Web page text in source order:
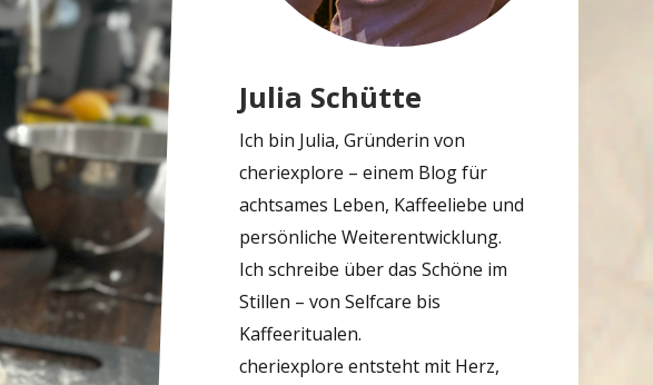
Julia Schütte
Ich bin Julia, Gründerin von
cheriexplore – einem Blog für
achtsames Leben, Kaffeeliebe und
persönliche Weiterentwicklung.
Ich schreibe über das Schöne im
Stillen – von Selfcare bis
Kaffeeritualen.
cheriexplore entsteht mit Herz,